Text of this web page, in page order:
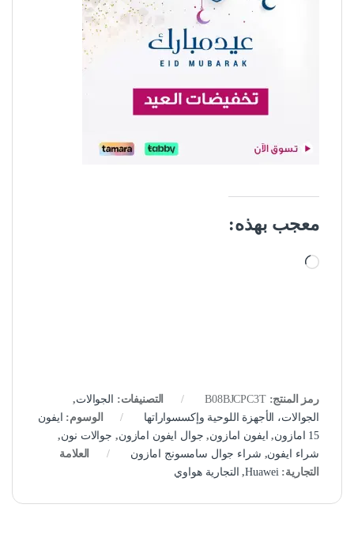
معجب بهذه:
جاري التحميل…
رمز المنتج:B08BJCPC3T التصنيفات: الجوالات,
الجوالات، الأجهزة اللوحية وإكسسواراتها
الوسوم: ايفون
15 امازون
, ايفون امازون, جوال ايفون امازون, جوالات نون,
شراء ايفون, شراء جوال سامسونج امازون
العلامة
التجارية:Huawei
, التجارية هواوي